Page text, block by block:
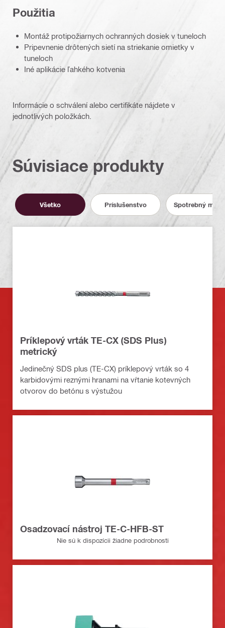
Použitia
Montáž protipožiarnych ochranných dosiek v tuneloch
Pripevnenie drôtených sietí na striekanie omietky v
tuneloch
Iné aplikácie ľahkého kotvenia
Informácie o schválení alebo certifikáte nájdete v
jednotlivých položkách.
Súvisiace produkty
Všetko Príslušenstvo Spotrebný
Príklepový vrták TE-CX (SDS Plus)
metrický
Jedinečný SDS plus (TE-CX) príklepový vrták so 4
karbidovými reznými hranami na vŕtanie kotevných
otvorov do betónu s výstužou
Osadzovací nástroj TE-C-HFB-ST
Nie sú k dispozícii žiadne podrobnosti